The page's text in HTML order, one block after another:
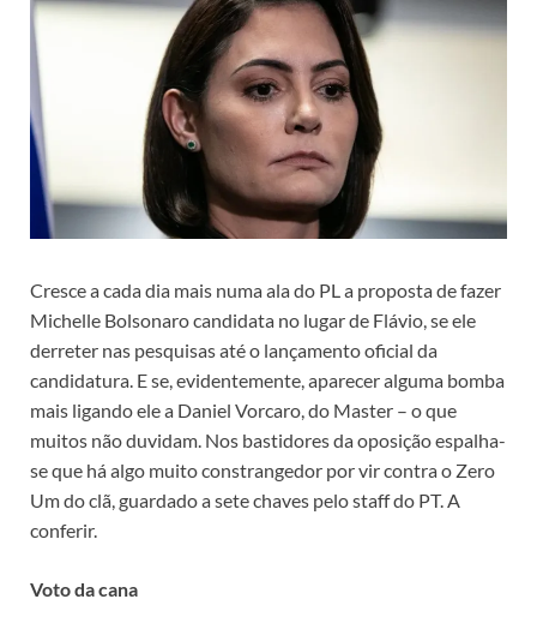
Cresce a cada dia mais numa ala do PL a proposta de fazer
Michelle Bolsonaro candidata no lugar de Flávio, se ele
derreter nas pesquisas até o lançamento oficial da
candidatura. E se, evidentemente, aparecer alguma bomba
mais ligando ele a Daniel Vorcaro, do Master – o que
muitos não duvidam. Nos bastidores da oposição espalha-
se que há algo muito constrangedor por vir contra o Zero
Um do clã, guardado a sete chaves pelo staff do PT. A
conferir.
Voto da cana